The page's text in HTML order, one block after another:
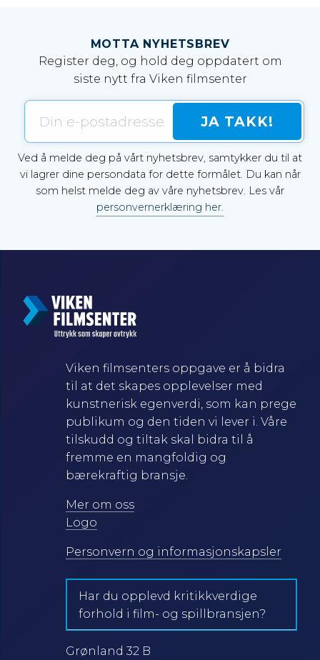
MOTTA NYHETSBREV
Register deg, og hold deg oppdatert om
siste nytt fra Viken filmsenter
Ved å melde deg på vårt nyhetsbrev, samtykker du til at
vi lagrer dine persondata for dette formålet. Du kan når
som helst melde deg av våre nyhetsbrev. Les vår
personvernerklæring her.
Viken filmsenters oppgave er å bidra
til at det skapes opplevelser med
kunstnerisk egenverdi, som kan prege
publikum og den tiden vi lever i. Våre
tilskudd og tiltak skal bidra til å
fremme en mangfoldig og
bærekraftig bransje.
Mer om oss
Logo
Personvern og informasjonskapsler
Har du opplevd kritikkverdige
forhold i film- og spillbransjen?
Grønland 32 B